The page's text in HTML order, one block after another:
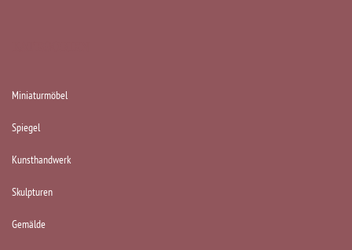
Miniaturmöbel
Spiegel
Kunsthandwerk
Skulpturen
Gemälde